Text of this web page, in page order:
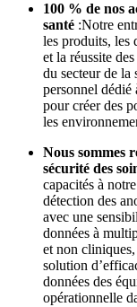
100 % de nos
santé :Notre
les produits, les
et la réussite
du secteur de la
personnel dédié
pour créer des
les
Nous sommes
sécurité des
capacités à
détection des
avec une
données à
et non
solution
données des
opérationnelle